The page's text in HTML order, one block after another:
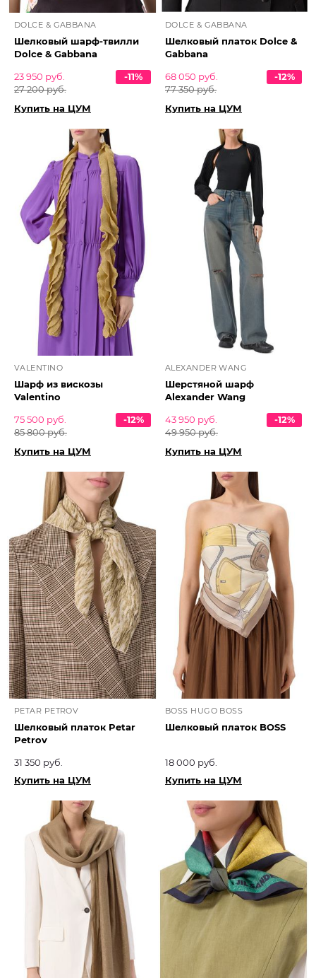
DOLCE & GABBANA
Шелковый шарф-твилли
Dolce & Gabbana
23 950 руб.
27 200 руб.
-11%
Купить на ЦУМ
DOLCE & GABBANA
Шелковый платок Dolce &
Gabbana
68 050 руб.
77 350 руб.
-12%
Купить на ЦУМ
VALENTINO
Шарф из вискозы
Valentino
75 500 руб.
85 800 руб.
-12%
Купить на ЦУМ
ALEXANDER WANG
Шерстяной шарф
Alexander Wang
43 950 руб.
49 950 руб.
-12%
Купить на ЦУМ
PETAR PETROV
Шелковый платок Petar
Petrov
31 350 руб.
Купить на ЦУМ
BOSS HUGO BOSS
Шелковый платок BOSS
18 000 руб.
Купить на ЦУМ